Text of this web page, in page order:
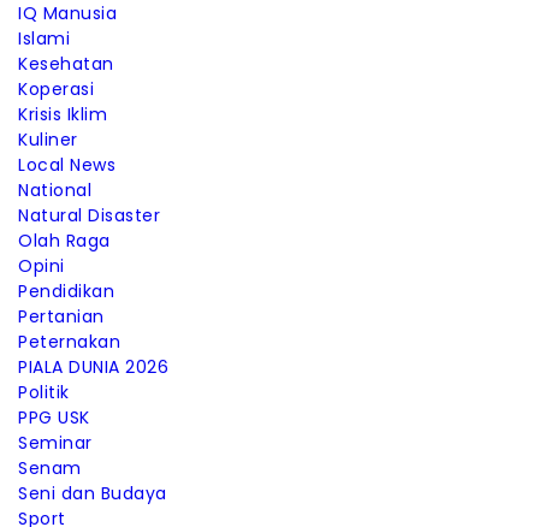
IQ Manusia
Islami
Kesehatan
Koperasi
Krisis Iklim
Kuliner
Local News
National
Natural Disaster
Olah Raga
Opini
Pendidikan
Pertanian
Peternakan
PIALA DUNIA 2026
Politik
PPG USK
Seminar
Senam
Seni dan Budaya
Sport